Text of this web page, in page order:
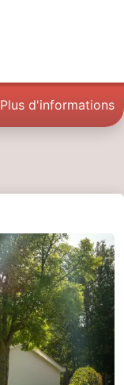
Plus d'informations